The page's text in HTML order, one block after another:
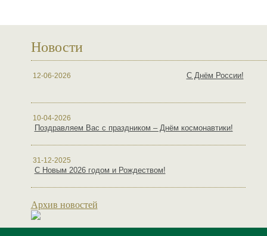
Новости
12-06-2026 С Днём России!
10-04-2026
Поздравляем Вас с праздником – Днём космонавтики!
31-12-2025
С Новым 2026 годом и Рождеством!
Архив новостей